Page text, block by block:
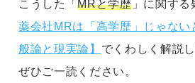
こうした「MRと学歴」に関する
薬会社MRは「高学歴」じゃない
般論と現実論】 でくわしく解説
ぜひご一読ください。